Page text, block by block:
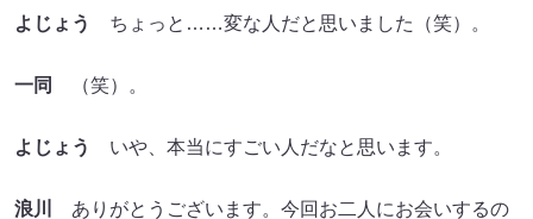
よじょう ちょっと……変な人だと思いました（笑）。
一同 （笑）。
よじょう いや、本当にすごい人だなと思います。
浪川
ありがとうございます。今回お二人にお会いするの